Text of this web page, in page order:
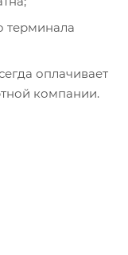
терминала
оплачивает
компании.